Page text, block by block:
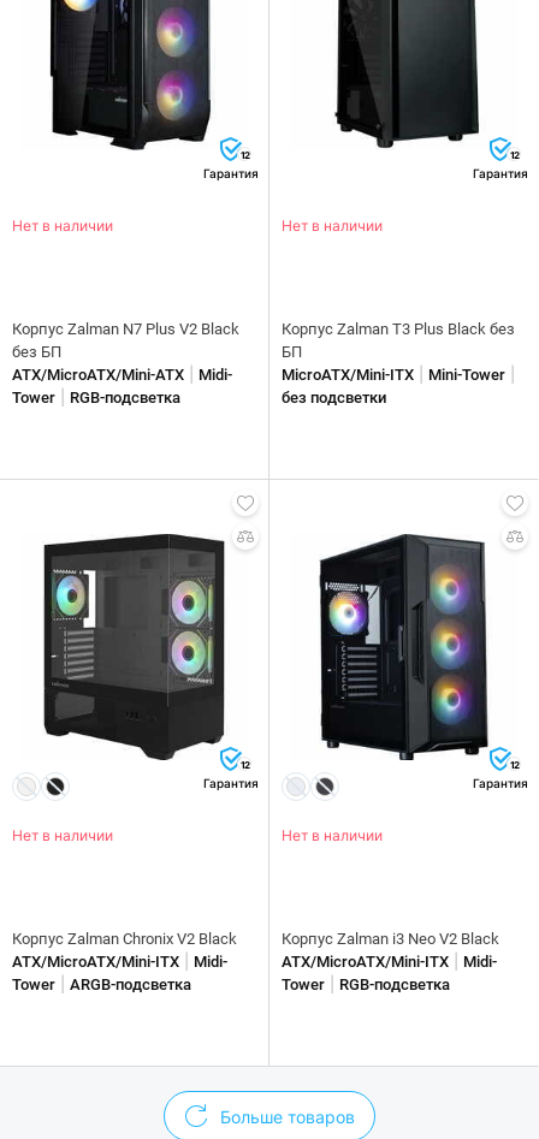
12
Гарантия
Нет в наличии
Корпус Zalman N7 Plus V2 Black
без БП
ATX/MicroATX/Mini-ATX
Midi-
Tower
RGB-подсветка
12
Гарантия
Нет в наличии
Корпус Zalman T3 Plus Black без
БП
MicroATX/Mini-ITX
Mini-Tower
без подсветки
12
Гарантия
Нет в наличии
Корпус Zalman Chronix V2 Black
ATX/MicroATX/Mini-ITX
Midi-
Tower
ARGB-подсветка
12
Гарантия
Нет в наличии
Корпус Zalman i3 Neo V2 Black
ATX/MicroATX/Mini-ITX
Midi-
Tower
RGB-подсветка
Больше товаров